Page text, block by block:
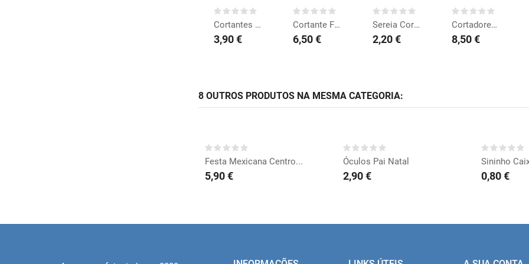
Cortantes Natal
3,90 €
Cortante Flocos de Neve
6,50 €
Sereia Cortante
2,20 €
Cortadores Coração
8,50 €
8 OUTROS PRODUTOS NA MESMA CATEGORIA:
Festa Mexicana Centro...
5,90 €
Óculos Pai Natal
2,90 €
Sininho
0,80 €